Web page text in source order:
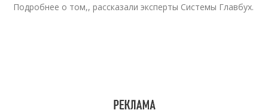
Подробнее о том,, рассказали эксперты Системы Главбух.